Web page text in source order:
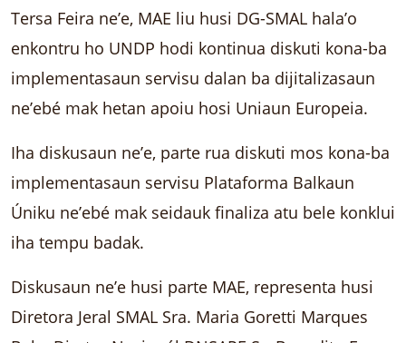
Tersa Feira ne’e, MAE liu husi DG-SMAL hala’o
enkontru ho UNDP hodi kontinua diskuti kona-ba
implementasaun servisu dalan ba dijitalizasaun
ne’ebé mak hetan apoiu hosi Uniaun Europeia.
Iha diskusaun ne’e, parte rua diskuti mos kona-ba
implementasaun servisu Plataforma Balkaun
Úniku neʼebé mak seidauk finaliza atu bele konklui
iha tempu badak.
Diskusaun ne’e husi parte MAE, representa husi
Diretora Jeral SMAL Sra. Maria Goretti Marques